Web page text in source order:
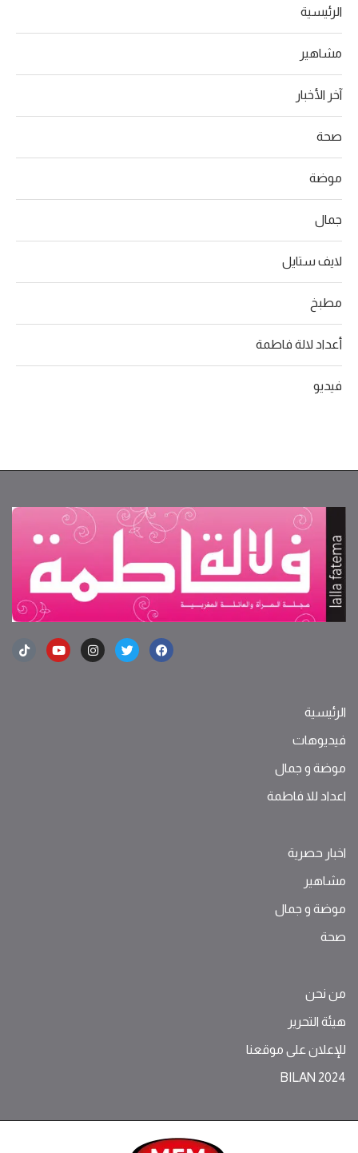
الرئيسية
مشاهير
آخر الأخبار
صحة
موضة
جمال
لايف ستايل
مطبخ
أعداد لالة فاطمة
فيديو
الرئيسية
فيديوهات
موضة ‫و‬ ‫‬‫جمال‬
اعداد للا فاطمة
اخبار حصرية
مشاهير
موضة ‫و‬ ‫‬‫جمال‬
صحة
من نحن
هيئة التحرير
للإعلان على موقعنا
BILAN 2024